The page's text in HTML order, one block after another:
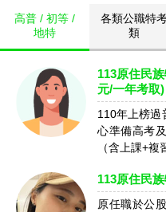
高普 / 初等 /
地特
各類公職特
類
113原住民
元/一年考取)
110年上榜過
心準備高考
（含上課+複
113原住民
原任職於公